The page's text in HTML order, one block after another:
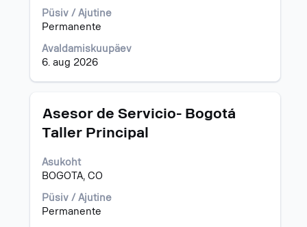
Püsiv / Ajutine
Permanente
Avaldamiskuupäev
6. aug 2026
tühikuklahviga.
Ametinimetus
Asesor de Servicio- Bogotá
Taller Principal
Asukoht
BOGOTA, CO
Püsiv / Ajutine
Permanente
Töö
täieliku
kuvamiseks
valige
tühikuklahviga.